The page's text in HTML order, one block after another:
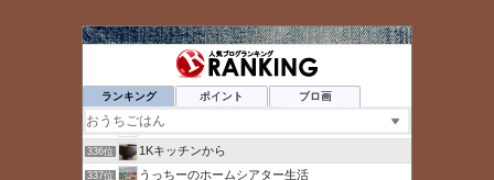
ランキング ポイント ブロ画
静岡明男のブログ
幸せ探しの日常
334位 貧乏な闘病日記 - 楽天ブログ
335位 Oisix（オイシックス）の割引情報マニア
336位 1Kキッチンから
337位 うっちーのホームシアター生活